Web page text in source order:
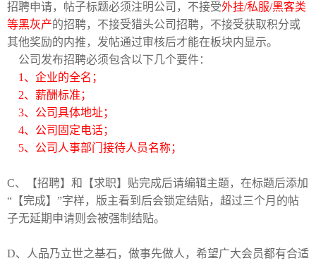
-
招聘申请，帖子标题必须注明公司，不接受外挂/私服/黑客类
等黑灰产的招聘，不接受猎头公司招聘，不接受获取积分或
其他奖励的内推，发帖通过审核后才能在板块内显示。
公司发布招聘必须包含以下几个要件：
1、企业的全名；
2、薪酬标准；
3、公司具体地址；
4、公司固定电话；
5、公司人事部门接待人员名称；
C、【招聘】和【求职】贴完成后请编辑主题，在标题后添加
“【完成】”字样，版主看到后会锁定结贴，超过三个月的帖
子无延期申请则会被强制结贴。
D、人品乃立世之基石，做事先做人，希望广大会员都有合适